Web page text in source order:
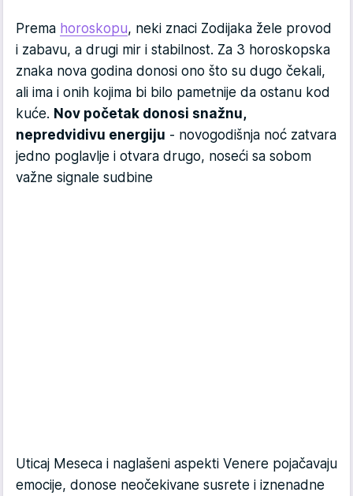
Prema horoskopu, neki znaci Zodijaka žele provod
i zabavu, a drugi mir i stabilnost. Za 3 horoskopska
znaka nova godina donosi ono što su dugo čekali,
ali ima i onih kojima bi bilo pametnije da ostanu kod
kuće. Nov početak donosi snažnu,
nepredvidivu energiju - novogodišnja noć zatvara
jedno poglavlje i otvara drugo, noseći sa sobom
važne signale sudbine
Uticaj Meseca i naglašeni aspekti Venere pojačavaju
emocije, donose neočekivane susrete i iznenadne